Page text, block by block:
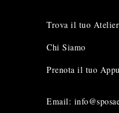
Trova il tuo Atelier
Chi Siamo
Prenota il tuo
Email: